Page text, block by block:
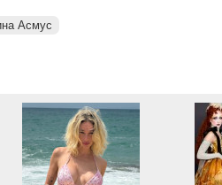
Асмус